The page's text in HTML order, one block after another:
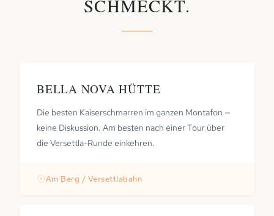
SCHMECKT.
BELLA NOVA HÜTTE
Die besten Kaiserschmarren im ganzen Montafon —
keine Diskussion. Am besten nach einer Tour über
die Versettla-Runde einkehren.
☉Am Berg / Versettlabahn